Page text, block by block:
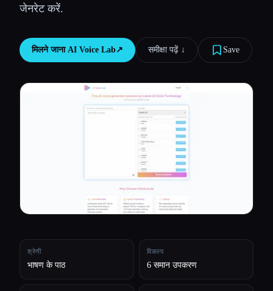
ब्लॉग
जेनरेट करें.
मिलने जाना AI Voice Lab↗︎ समीक्षा पढ़ें ↓︎ Save
श्रेणी
भाषण के पाठ
विकल्प
6 समान उपकरण